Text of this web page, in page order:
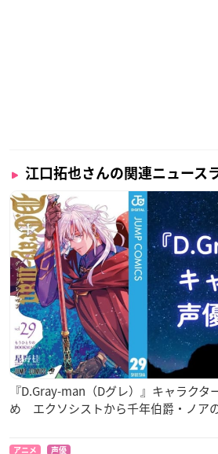
江口拓也さんの関連ニュース
『D.Gray-man（Dグレ）』キャラク
め エクソシストから千年伯爵・ノア
アニメ 声優